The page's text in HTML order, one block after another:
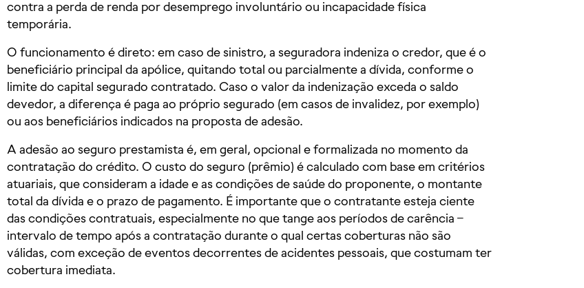
contra a perda de renda por desemprego involuntário ou incapacidade física
temporária.
O funcionamento é direto: em caso de sinistro, a seguradora indeniza o credor, que é o
beneficiário principal da apólice, quitando total ou parcialmente a dívida, conforme o
limite do capital segurado contratado. Caso o valor da indenização exceda o saldo
devedor, a diferença é paga ao próprio segurado (em casos de invalidez, por exemplo)
ou aos beneficiários indicados na proposta de adesão.
A adesão ao seguro prestamista é, em geral, opcional e formalizada no momento da
contratação do crédito. O custo do seguro (prêmio) é calculado com base em critérios
atuariais, que consideram a idade e as condições de saúde do proponente, o montante
total da dívida e o prazo de pagamento. É importante que o contratante esteja ciente
das condições contratuais, especialmente no que tange aos períodos de carência –
intervalo de tempo após a contratação durante o qual certas coberturas não são
válidas, com exceção de eventos decorrentes de acidentes pessoais, que costumam ter
cobertura imediata.